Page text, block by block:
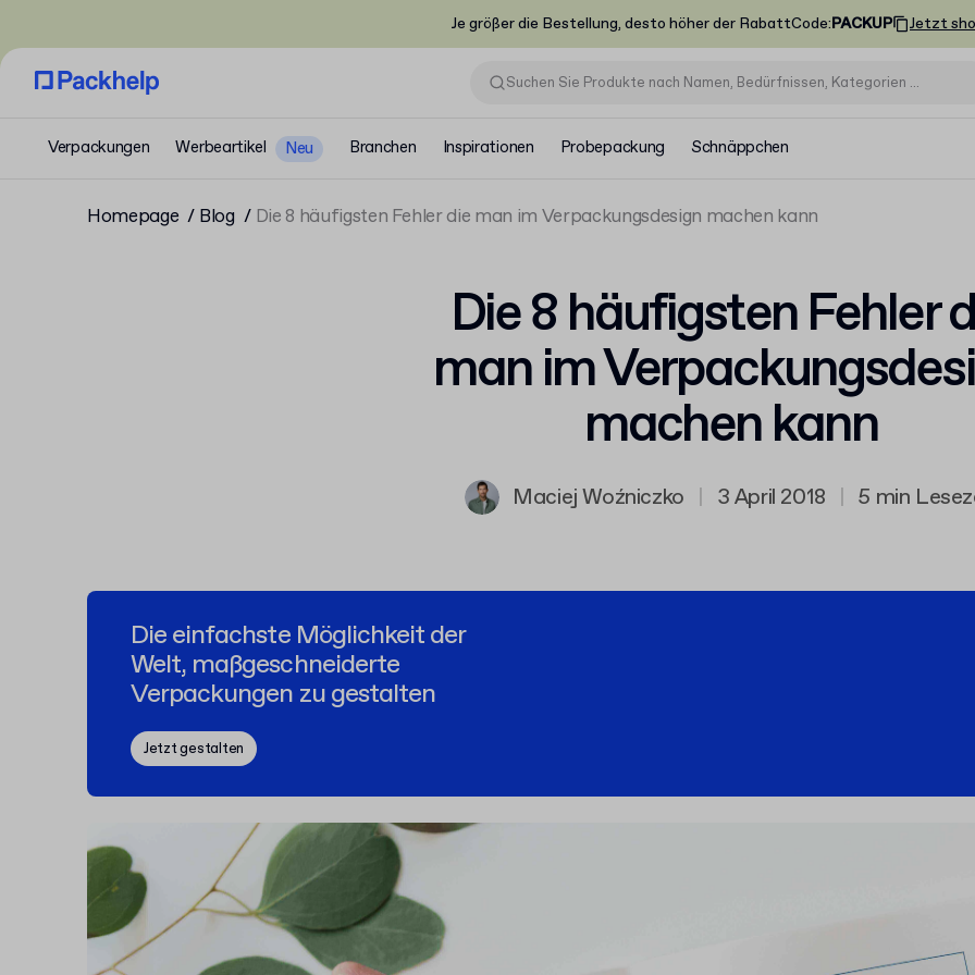
Je größer die Bestellung, desto höher der RabattCode:PACKUP Jetzt
Verpackungen Werbeartikel Neu Branchen Inspirationen Probepackung Schnäppchen
Homepage Blog Die 8 häufigsten Fehler die man im Verpackungsdesign machen kann
Die 8 häufigsten Fehler
man im
machen kann
Maciej Woźniczko | 3 April 2018 | 5 min
Die einfachste Möglichkeit der
Welt, maßgeschneiderte
Verpackungen zu gestalten
Jetzt gestalten